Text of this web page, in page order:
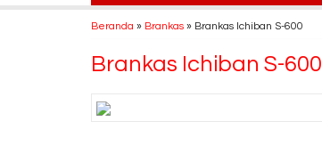
Beranda » Brankas » Brankas Ichiban S-600
Brankas Ichiban S-600